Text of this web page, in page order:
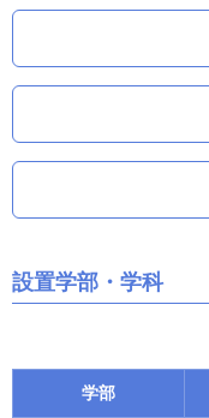
設置学部・学科
学部